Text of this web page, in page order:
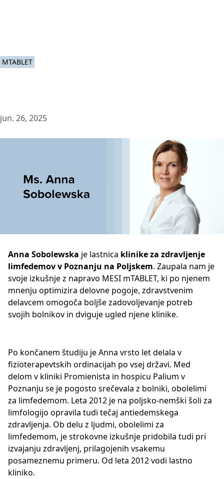
MTABLET
jun. 26, 2025
Anna Sobolewska je lastnica klinike za zdravljenje
limfedemov v Poznanju na Poljskem. Zaupala nam je
svoje izkušnje z napravo MESI mTABLET, ki po njenem
mnenju optimizira delovne pogoje, zdravstvenim
delavcem omogoča boljše zadovoljevanje potreb
svojih bolnikov in dviguje ugled njene klinike.
Po končanem študiju je Anna vrsto let delala v
fizioterapevtskih ordinacijah po vsej državi. Med
delom v kliniki Promienista in hospicu Palium v
Poznanju se je pogosto srečevala z bolniki, obolelimi
za limfedemom. Leta 2012 je na poljsko-nemški šoli za
limfologijo opravila tudi tečaj antiedemskega
zdravljenja. Ob delu z ljudmi, obolelimi za
limfedemom, je strokovne izkušnje pridobila tudi pri
izvajanju zdravljenj, prilagojenih vsakemu
posameznemu primeru. Od leta 2012 vodi lastno
kliniko.